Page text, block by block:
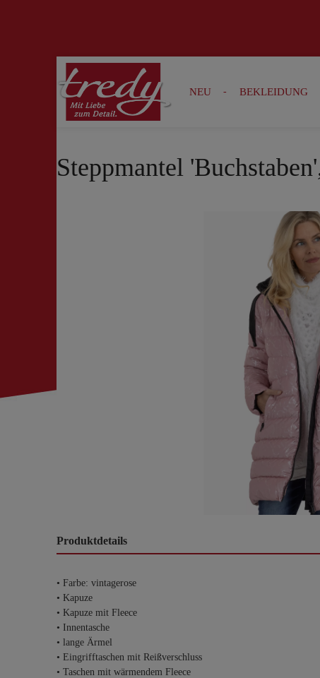
Zur Suche springen Zur Hauptnavigation springen
NEU BEKLEIDUNG
Steppmantel
Produktdetails
• Farbe: vintagerose
• Kapuze
• Kapuze mit Fleece
• Innentasche
• lange Ärmel
• Eingrifftaschen mit Reißverschluss
• Taschen mit wärmendem Fleece